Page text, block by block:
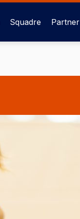
Squadre Partner